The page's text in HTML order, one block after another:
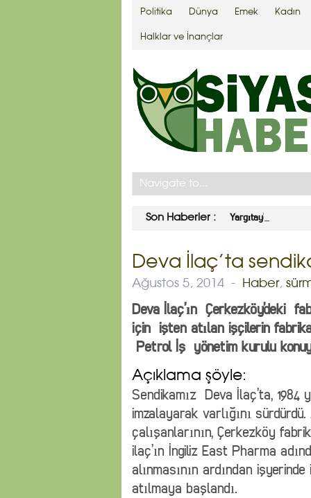
Politika Dünya Emek Kadın
Halklar ve İnançlar
Son Haberler : Yargıtay’dan Ahmet
Deva İlaç’ta
Ağustos 5, 2014 - Haber,
Deva İlaç’ın Çerkezköy’deki
için işten atılan işçilerin
Petrol İş yönetim kurulu
Açıklama şöyle:
Sendikamız Deva İlaç’ta, 1984
imzalayarak varlığını
çalışanlarının, Çerkezköy
ilaç’ın İngiliz East Pharma
alınmasının ardından
atılmaya başlandı.